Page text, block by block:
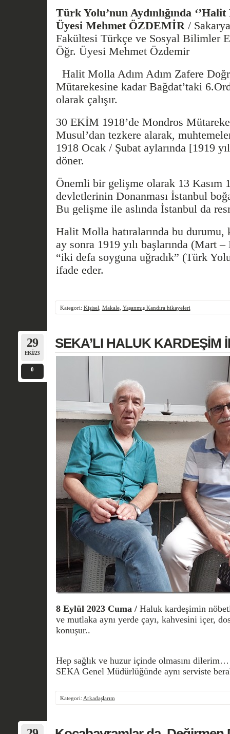
Türk Yolu’nun Aydınlığında
Üyesi Mehmet ÖZDEMİR /
Fakültesi Türkçe ve Sosyal Bilimler
Öğr. Üyesi Mehmet Özdemir
Halit Molla Adım Adım Zafere
Mütarekesine kadar Bağdat’taki
olarak çalışır.
30 EKİM 1918’de Mondros
Musul’dan tezkere alarak,
1918 Ocak / Şubat aylarında [1919
döner.
Önemli bir gelişme olarak 13 Kasım
devletlerinin Donanması İstanbul
Bu gelişme ile aslında İstanbul da
Halit Molla hatıralarında bu
ay sonra 1919 yılı başlarında (Mart
“iki defa soyguna uğradık” (Türk
ifade eder.
Kategori: Kişisel Makale, Yaşanmış Kandıra hikayeleri
29
EKI/23
0
SEKA’LI HALUK KARDEŞİM
8 Eylül 2023 Cuma /Haluk kardeşimin
ve mutlaka aynı yerde çayı, kahvesini içer,
konuşur..
Hep sağlık ve huzur içinde olmasını dilerim…
SEKA Genel Müdürlüğünde aynı serviste
Kategori: Arkadaşlarım